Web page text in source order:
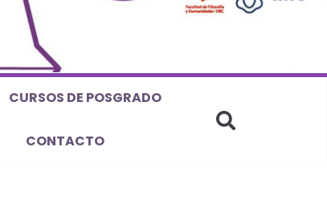
CURSOS DE POSGRADO
CONTACTO